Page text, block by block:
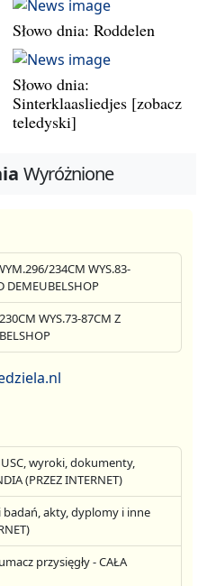
Słowo dnia: Roddelen
Słowo dnia:
Sinterklaasliedjes [zobacz
teledyski]
Wyróżnione
234CM WYS.83-
DEMEUBELSHOP
WYS.73-87CM Z
USC, wyroki, dokumenty,
(PRZEZ INTERNET)
badań, akty, dyplomy i inne
przysięgły - CAŁA